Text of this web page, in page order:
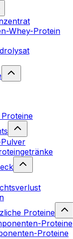
Whey-Protein
Proteine
Proteine
Proteine